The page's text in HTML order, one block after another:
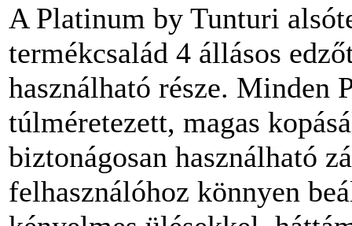
A Platinum by Tunturi
termékcsalád 4 állásos
használható része. Minden
túlméretezett, magas
biztonágosan használható
felhasználóhoz könnyen